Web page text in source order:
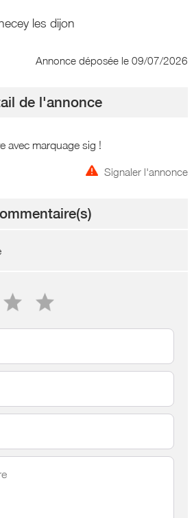
les dijon
Annonce déposée le 09/07/2026
de l'annonce
avec marquage sig !
Signaler l'annonce